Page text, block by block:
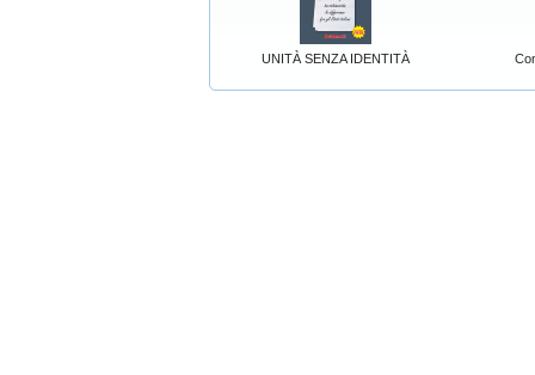
UNITÀ SENZA IDENTITÀ